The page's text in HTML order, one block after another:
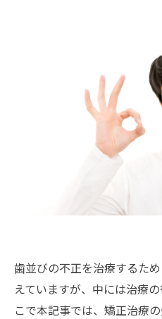
歯並びの不正を治療するた
えていますが、中には治療
こで本記事では、矯正治療